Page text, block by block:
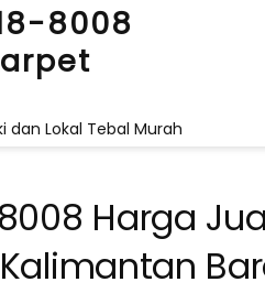
8008
dan Lokal Tebal Murah
Harga